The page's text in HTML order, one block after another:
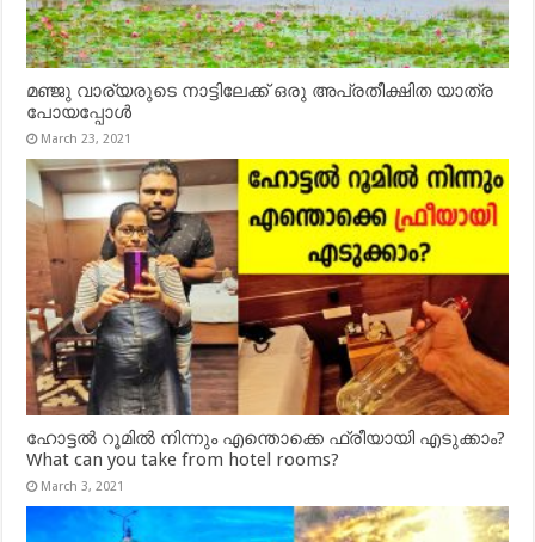
മഞ്ജു വാര്യരുടെ നാട്ടിലേക്ക് ഒരു അപ്രതീക്ഷിത യാത്ര
പോയപ്പോൾ
March 23, 2021
ഹോട്ടൽ റൂമിൽ നിന്നും എന്തൊക്കെ ഫ്രീയായി എടുക്കാം?
What can you take from hotel rooms?
March 3, 2021